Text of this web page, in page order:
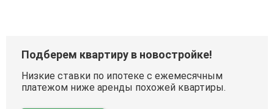
Подберем квартиру в новостройке!
Низкие ставки по ипотеке с ежемесячным
платежом ниже аренды похожей квартиры.